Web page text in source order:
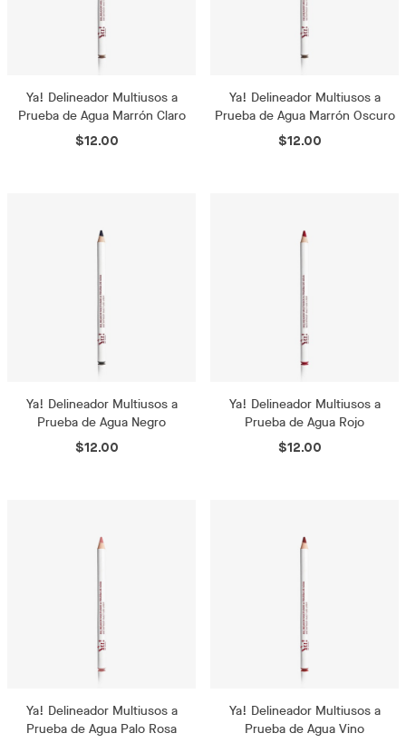
Ya! Delineador Multiusos a
Prueba de Agua Marrón Claro
$12.00
Ya! Delineador Multiusos a
Prueba de Agua Marrón Oscuro
$12.00
Ya! Delineador Multiusos a
Prueba de Agua Negro
$12.00
Ya! Delineador Multiusos a
Prueba de Agua Rojo
$12.00
Ya! Delineador Multiusos a
Prueba de Agua Palo Rosa
Ya! Delineador Multiusos a
Prueba de Agua Vino